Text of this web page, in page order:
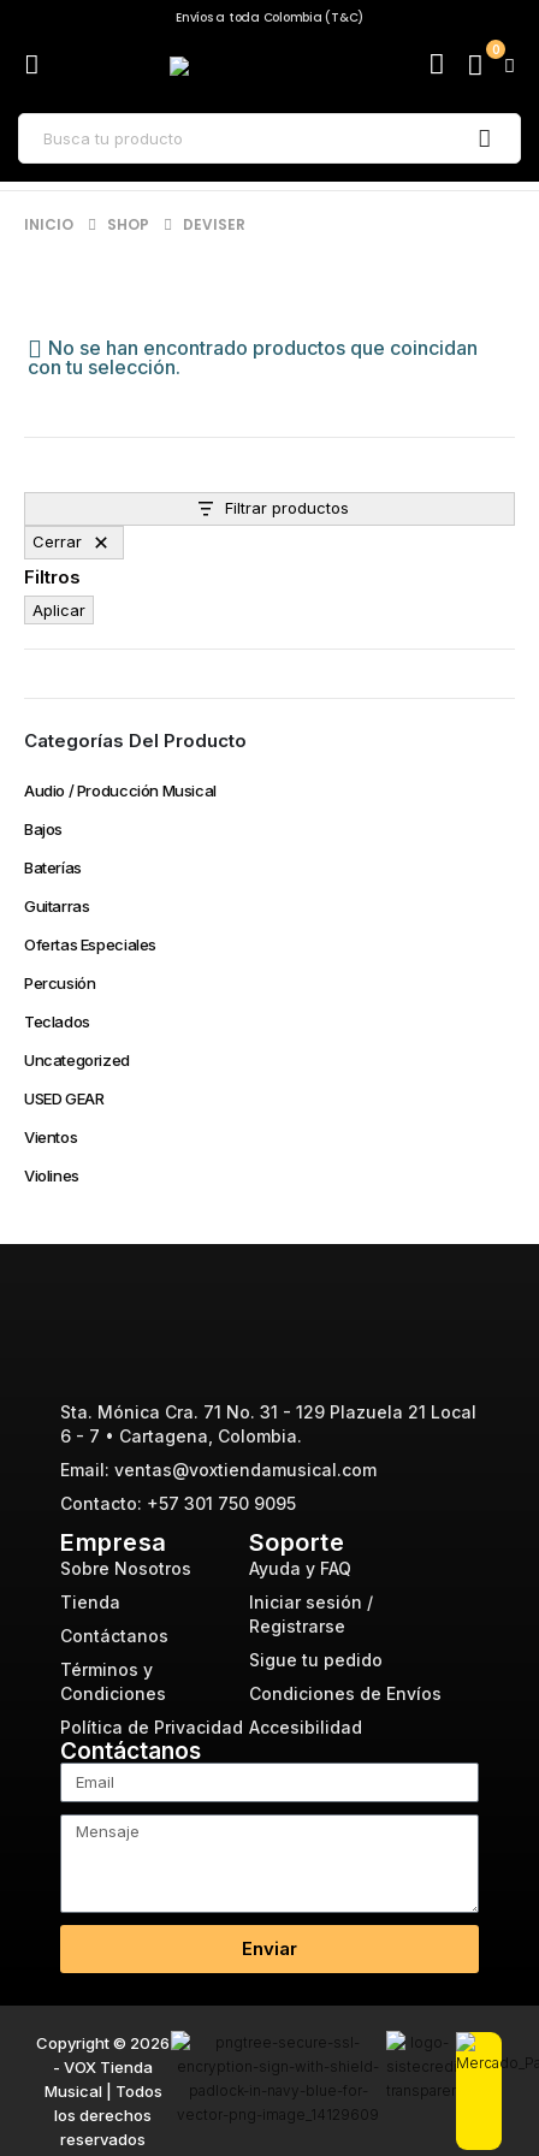
Envíos a toda Colombia (T&C)
0
INICIO SHOP DEVISER
No se han encontrado productos que coincidan
con tu selección.
Filtrar productos
Cerrar
Filtros
Aplicar
Categorías Del Producto
Audio / Producción Musical
Bajos
Baterías
Guitarras
Ofertas Especiales
Percusión
Teclados
Uncategorized
USED GEAR
Vientos
Violines
Sta. Mónica Cra. 71 No. 31 - 129 Plazuela 21 Local
6 - 7 • Cartagena, Colombia.
Email: ventas@voxtiendamusical.com
Contacto: +57 301 750 9095
Empresa
Sobre Nosotros
Tienda
Contáctanos
Términos y
Condiciones
Política de Privacidad
Soporte
Ayuda y FAQ
Iniciar sesión /
Registrarse
Sigue tu pedido
Condiciones de Envíos
Accesibilidad
Contáctanos
Enviar
Copyright © 2026
- VOX Tienda
Musical | Todos
los derechos
reservados